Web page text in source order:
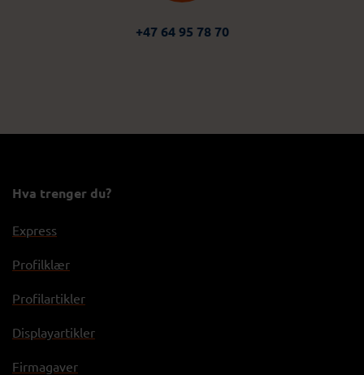
+47 64 95 78 70
Hva trenger du?
Express
Profilklær
Profilartikler
Displayartikler
Firmagaver